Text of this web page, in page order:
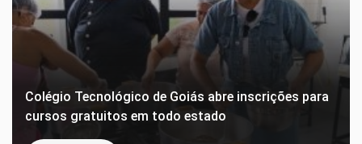
Colégio Tecnológico de Goiás abre inscrições para
cursos gratuitos em todo estado